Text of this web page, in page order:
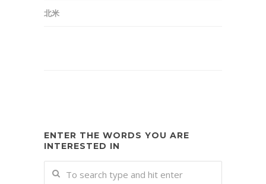
北米
ENTER THE WORDS YOU ARE
INTERESTED IN